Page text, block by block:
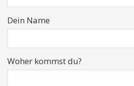
Dein Name
Woher kommst du?